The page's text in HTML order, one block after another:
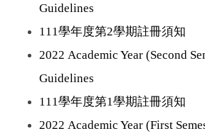
Guidelines
111學年度第2學期註冊須知
2022 Academic Year (Second
Guidelines
111學年度第1學期註冊須知
2022 Academic Year (First